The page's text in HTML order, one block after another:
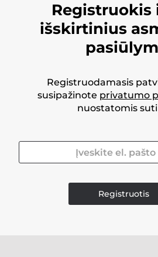
Registruokis
išskirtinius
Registruodamasis
susipažinote privatumo
nuostatomis
Registruotis